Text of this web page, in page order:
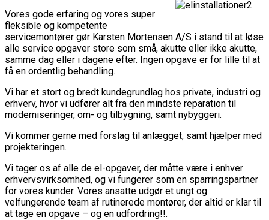
Vores gode erfaring og vores super
fleksible og kompetente
servicemontører gør Karsten Mortensen A/S i stand til at løse
alle service opgaver store som små, akutte eller ikke akutte,
samme dag eller i dagene efter. Ingen opgave er for lille til at
få en ordentlig behandling.
Vi har et stort og bredt kundegrundlag hos private, industri og
erhverv, hvor vi udfører alt fra den mindste reparation til
moderniseringer, om- og tilbygning, samt nybyggeri.
Vi kommer gerne med forslag til anlægget, samt hjælper med
projekteringen.
Vi tager os af alle de el-opgaver, der måtte være i enhver
erhvervsvirksomhed, og vi fungerer som en sparringspartner
for vores kunder. Vores ansatte udgør et ungt og
velfungerende team af rutinerede montører, der altid er klar til
at tage en opgave – og en udfordring!!.